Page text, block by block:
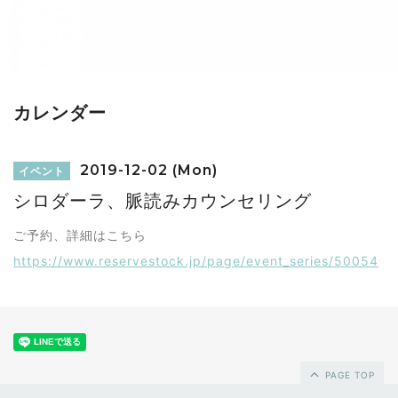
カレンダー
イベント 2019-12-02 (Mon)
シロダーラ、脈読みカウンセリング
ご予約、詳細はこちら
https://www.reservestock.jp/page/event_series/50054
PAGE TOP